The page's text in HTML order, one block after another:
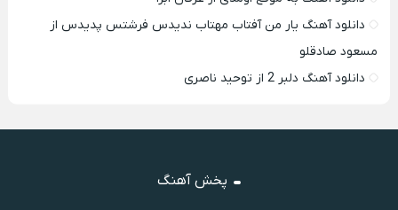
دانلود آهنگ یار من آفتاب مهتاب ندیدس فرشتس پدیدس از
مسعود صادقلو
دانلود آهنگ دلبر 2 از توحید ناصری
پخش آهنگ